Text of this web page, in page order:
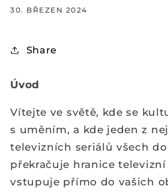
30. BŘEZEN 2024
Share
Úvod
Vítejte ve světě, kde se
s uměním, a kde jeden z
televizních seriálů všech
překračuje hranice televizní
vstupuje přímo do vašich